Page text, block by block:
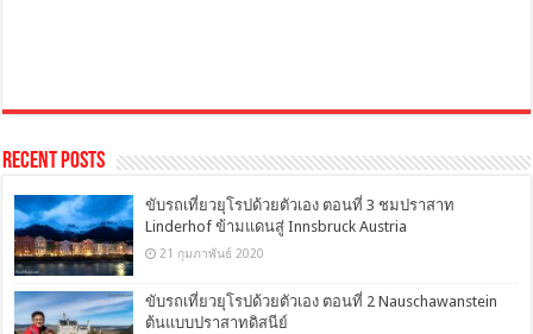
Recent Posts
ขับรถเที่ยวยุโรปด้วยตัวเอง ตอนที่ 3 ชมปราสาท
Linderhof ข้ามแดนสู่ Innsbruck Austria
21 กุมภาพันธ์ 2020
ขับรถเที่ยวยุโรปด้วยตัวเอง ตอนที่ 2 Nauschawanstein
ต้นแบบปราสาทดิสนีย์